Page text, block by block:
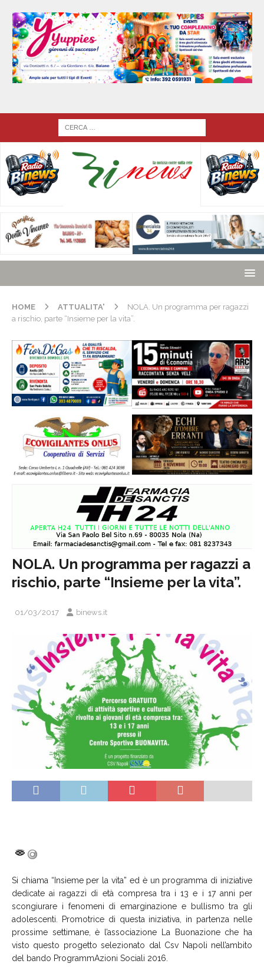
HOME ATTUALITA'
NOLA. Un programma per ragazzi
a rischio, parte “Insieme per la vita”.
NOLA. Un programma per ragazzi a
rischio, parte “Insieme per la vita”.
01/03/2017 binews.it
Si chiama “Insieme per la vita” ed è un programma di iniziative
dedicate ai ragazzi di età compresa tra i 13 e i 17 anni per
scongiurare i fenomeni di emarginazione e bullismo tra gli
adolescenti. Promotrice di questa iniziativa, in partenza nelle
prossime settimane, è l’associazione La Buonazione che ha
visto questo progetto selezionato dal Csv Napoli nell’ambito
del bando ProgrammAzioni Sociali 2016.